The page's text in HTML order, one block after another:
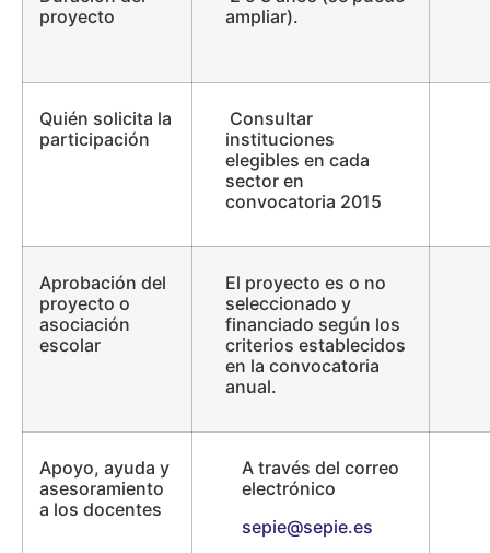
proyecto
ampliar).
Quién solicita la
participación
Consultar
instituciones
elegibles en cada
sector en
convocatoria 2015
Aprobación del
proyecto o
asociación
escolar
El proyecto es o no
seleccionado y
financiado según los
criterios establecidos
en la convocatoria
anual.
Apoyo, ayuda y
asesoramiento
a los docentes
A través del correo
electrónico
sepie@sepie.es